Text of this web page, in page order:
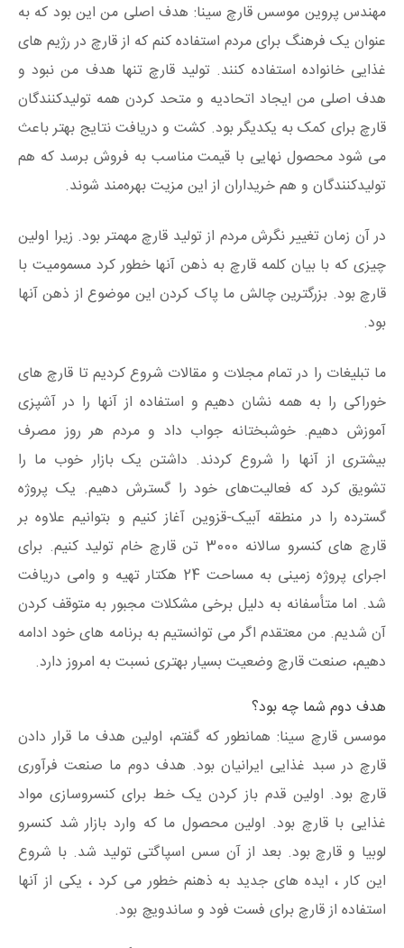
مهندس پروین موسس قارچ سینا: هدف اصلی من این بود که به
عنوان یک فرهنگ برای مردم استفاده کنم که از قارچ در رژیم های
غذایی خانواده استفاده کنند. تولید قارچ تنها هدف من نبود و
هدف اصلی من ایجاد اتحادیه و متحد کردن همه تولیدکنندگان
قارچ برای کمک به یکدیگر بود. کشت و دریافت نتایج بهتر باعث
می شود محصول نهایی با قیمت مناسب به فروش برسد که هم
تولیدکنندگان و هم خریداران از این مزیت بهره‌مند شوند.
در آن زمان تغییر نگرش مردم از تولید قارچ مهمتر بود. زیرا اولین
چیزی که با بیان کلمه قارچ به ذهن آنها خطور کرد مسمومیت با
قارچ بود. بزرگترین چالش ما پاک کردن این موضوع از ذهن آنها
بود.
ما تبلیغات را در تمام مجلات و مقالات شروع کردیم تا قارچ های
خوراکی را به همه نشان دهیم و استفاده از آنها را در آشپزی
آموزش دهیم. خوشبختانه جواب داد و مردم هر روز مصرف
بیشتری از آنها را شروع کردند. داشتن یک بازار خوب ما را
تشویق کرد که فعالیت‌های خود را گسترش دهیم. یک پروژه
گسترده را در منطقه آبیک-قزوین آغاز کنیم و بتوانیم علاوه بر
قارچ های کنسرو سالانه 3000 تن قارچ خام تولید کنیم. برای
اجرای پروژه زمینی به مساحت 24 هکتار تهیه و وامی دریافت
شد. اما متأسفانه به دلیل برخی مشکلات مجبور به متوقف کردن
آن شدیم. من معتقدم اگر می توانستیم به برنامه های خود ادامه
دهیم، صنعت قارچ وضعیت بسیار بهتری نسبت به امروز دارد.
هدف دوم شما چه بود؟
موسس قارچ سینا: همانطور که گفتم، اولین هدف ما قرار دادن
قارچ در سبد غذایی ایرانیان بود. هدف دوم ما صنعت فرآوری
قارچ بود. اولین قدم باز کردن یک خط برای کنسروسازی مواد
غذایی با قارچ بود. اولین محصول ما که وارد بازار شد کنسرو
لوبیا و قارچ بود. بعد از آن سس اسپاگتی تولید شد. با شروع
این کار ، ایده های جدید به ذهنم خطور می کرد ، یکی از آنها
استفاده از قارچ برای فست فود و ساندویچ بود.